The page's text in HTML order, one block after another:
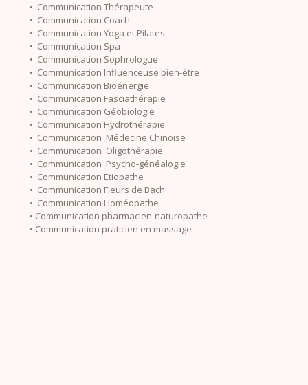
• Communication Thérapeute
• Communication Coach
• Communication Yoga et Pilates
• Communication Spa
• Communication Sophrologue
• Communication Influenceuse bien-être
• Communication Bioénergie
• Communication Fasciathérapie
• Communication Géobiologie
• Communication Hydrothérapie
• Communication Médecine Chinoise
• Communication Oligothérapie
• Communication Psycho-généalogie
• Communication Etiopathe
• Communication Fleurs de Bach
• Communication Homéopathe
• Communication pharmacien-naturopathe
• Communication praticien en massage